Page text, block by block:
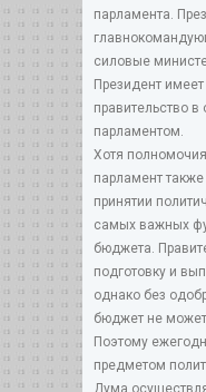
парламента.
силовые
Президент
правительство в
парламентом.
Хотя
парламент
принятии
самых важных
бюджета.
подготовку и
однако без
бюджет не
Поэтому
предметом
Дума